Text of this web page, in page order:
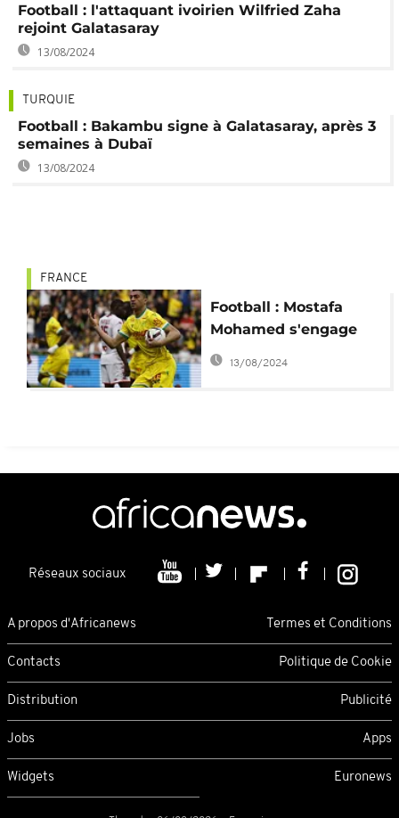
Football : l'attaquant ivoirien Wilfried Zaha
rejoint Galatasaray
13/08/2024
TURQUIE
Football : Bakambu signe à Galatasaray, après 3
semaines à Dubaï
13/08/2024
FRANCE
Football : Mostafa
Mohamed s'engage
pour 4 ans à Nantes
13/08/2024
Réseaux sociaux
A propos d'Africanews Termes et Conditions
Contacts Politique de Cookie
Distribution Publicité
Jobs Apps
Widgets Euronews